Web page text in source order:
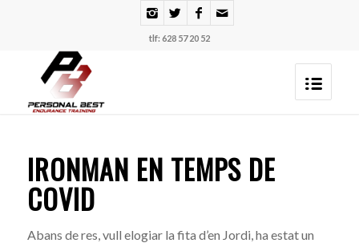
tlf: 628 57 20 52
IRONMAN EN TEMPS DE
COVID
Abans de res, vull elogiar la fita d’en Jordi, ha estat un